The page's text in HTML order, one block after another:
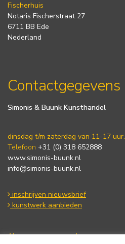
Fischerhuis
Notaris Fischerstraat 27
6711 BB Ede
Nederland
Contactgegevens
Simonis & Buunk Kunsthandel
dinsdag t/m zaterdag van 11-17 uur.
Telefoon +31 (0) 318 652888
www.simonis-buunk.nl
info@simonis-buunk.nl
inschrijven nieuwsbrief
kunstwerk aanbieden
Algemene voorwaarden